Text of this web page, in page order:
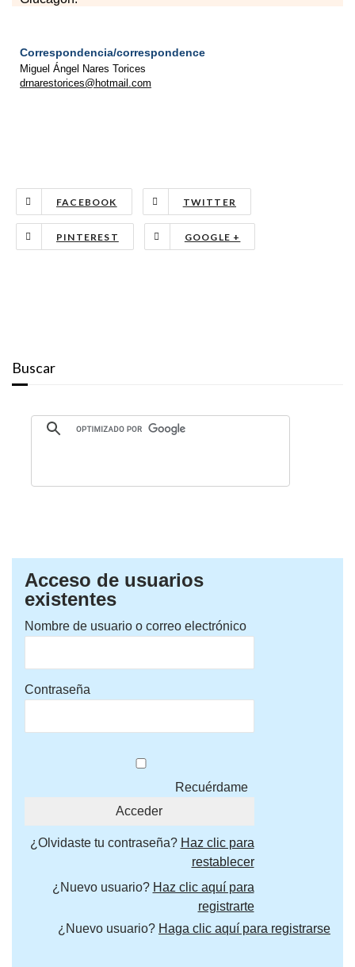
Correspondencia/correspondence
Miguel Ángel Nares Torices
drnarestorices@hotmail.com
FACEBOOK TWITTER
PINTEREST GOOGLE +
Buscar
Acceso de usuarios
existentes
Nombre de usuario o correo electrónico
Contraseña
Recuérdame
¿Olvidaste tu contraseña? Haz clic para
restablecer
¿Nuevo usuario? Haz clic aquí para
registrarte
¿Nuevo usuario? Haga clic aquí para registrarse